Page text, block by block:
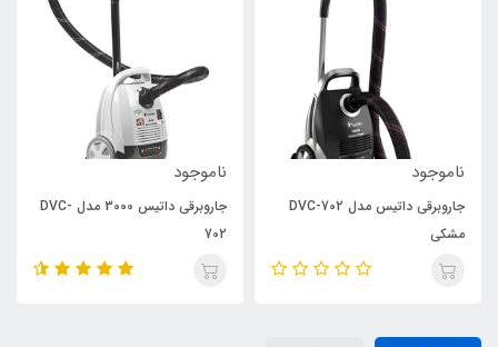
ناموجود
جاروبرقی داتیس مدل DVC-702
مشکی
ناموجود
جاروبرقی داتیس 3000 مدل DVC-
702